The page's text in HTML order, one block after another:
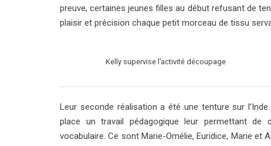
preuve, certaines jeunes filles au début refusant de
plaisir et précision chaque petit morceau de tissu
Kelly supervise l’activité découpage
Leur seconde réalisation a été une tenture sur
place un travail pédagogique leur permettant de
vocabulaire. Ce sont Marie-Omélie, Euridice, Marie